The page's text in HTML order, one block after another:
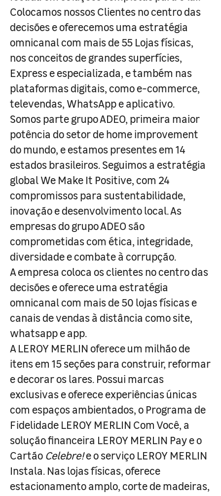
Colocamos nossos Clientes no centro das
decisões e oferecemos uma estratégia
omnicanal com mais de 55 Lojas físicas,
nos conceitos de grandes superfícies,
Express e especializada, e também nas
plataformas digitais, como e-commerce,
televendas, WhatsApp e aplicativo.
Somos parte grupo ADEO, primeira maior
potência do setor de home improvement
do mundo, e estamos presentes em 14
estados brasileiros. Seguimos a estratégia
global We Make It Positive, com 24
compromissos para sustentabilidade,
inovação e desenvolvimento local. As
empresas do grupo ADEO são
comprometidas com ética, integridade,
diversidade e combate à corrupção.
A empresa coloca os clientes no centro das
decisões e oferece uma estratégia
omnicanal com mais de 50 lojas físicas e
canais de vendas à distância como site,
whatsapp e app.
A LEROY MERLIN oferece um milhão de
itens em 15 seções para construir, reformar
e decorar os lares. Possui marcas
exclusivas e oferece experiências únicas
com espaços ambientados, o Programa de
Fidelidade LEROY MERLIN Com Você, a
solução financeira LEROY MERLIN Pay e o
Cartão Celebre!e o serviço LEROY MERLIN
Instala. Nas lojas físicas, oferece
estacionamento amplo, corte de madeiras,